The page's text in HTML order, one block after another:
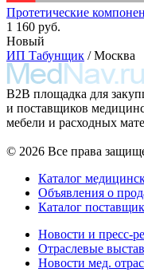
Протетические
1 160 руб.
Новый
ИП Табунщик / Москва
B2B площадка для
и поставщиков
мебели и расходных
© 2026 Все права
Каталог
Объявления о
Каталог
Новости и пресс-
Отраслевые
Новости мед.